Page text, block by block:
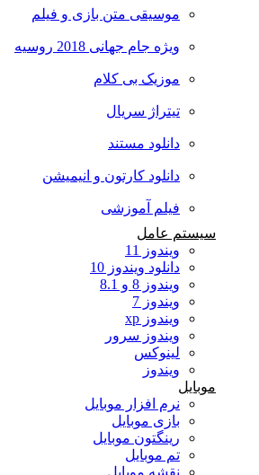
موسیقی متن بازی و فیلم
ویژه جام جهانی 2018 روسیه
موزیک بی کلام
تیتراژ سریال
دانلود مستند
دانلود کارتون و انیمیشن
فیلم آموزشی
سیستم عامل
ویندوز 11
دانلود ویندوز 10
ویندوز 8 و 8.1
ویندوز 7
ویندوز xp
ویندوز سرور
لینوکس
ویندوز
نرم افزار موبایل
بازی موبایل
رینگتون موبایل
تم موبایل
نقشه موبایل